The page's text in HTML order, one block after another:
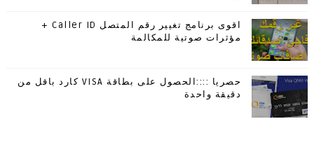
اقوى برنامج تغيير رقم المتصل Caller ID +
مؤثرات صوتية للمكالمة
حصريا ::::الحصول على بطاقة VISA كارد باقل من
دقيقة واحدة